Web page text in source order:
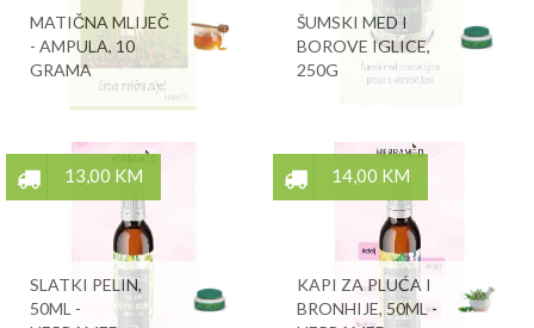
MATIČNA MLIJEČ
- AMPULA, 10
GRAMA
ŠUMSKI MED I
BOROVE IGLICE,
250G
13,00 KM
SLATKI PELIN,
50ML -
14,00 KM
KAPI ZA PLUĆA I
BRONHIJE, 50ML -